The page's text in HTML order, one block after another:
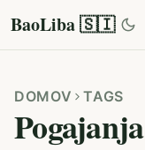
BaoLiba 🇸🇮
DOMOV TAGS
Pogajanja